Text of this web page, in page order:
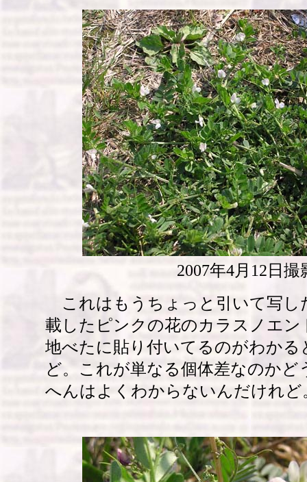
2007年4月12日撮
これはもうちょっと引いて写し
載したピンクの花のカラスノエン
地べたに貼り付いてるのがわかる
ど。これが単なる個体差なのかど
へんはよくわからないんだけれど